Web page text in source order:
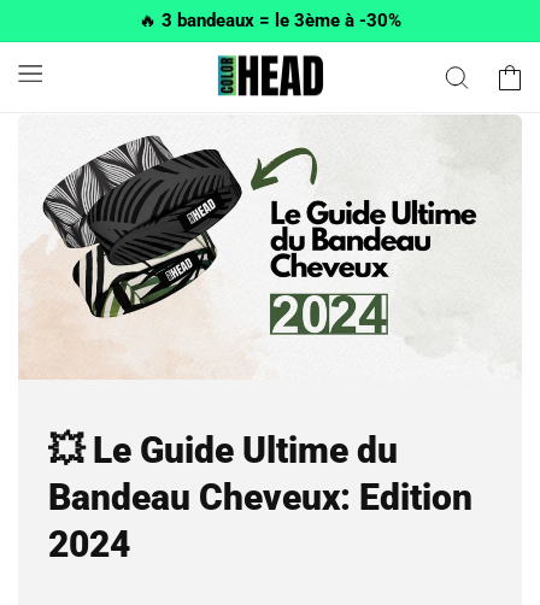
au
🔥 3 bandeaux = le 3ème à -30%
Panier
💥 Le Guide Ultime du
Bandeau Cheveux: Edition
2024